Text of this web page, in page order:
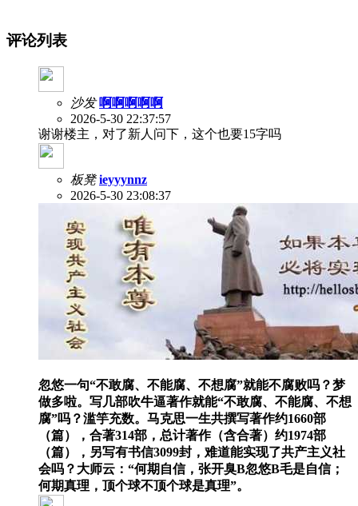
评论列表
沙发 啊啊啊啊啊
2026-5-30 22:37:57
谢谢楼主，对了新人问下，这个也要15字吗
板凳 ieyyynnz
2026-5-30 23:08:37
忽悠一句“不敢腐、不能腐、不想腐”就能不腐败吗？梦
做多啦。写几部吹牛逼著作就能“不敢腐、不能腐、不想
腐”吗？滥竽充数。马克思一生共撰写著作约1660部
（篇），合著314部，总计著作（含合著）约1974部
（篇），另写有书信3099封，难道能实现了共产主义社
会吗？大师云：“何期自信，张开臭B忽悠B毛是自信；
何期真理，顶个球不顶个球是真理”。